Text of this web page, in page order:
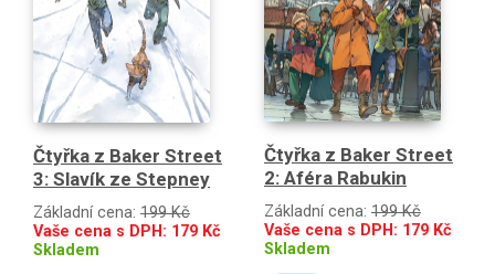
Čtyřka z Baker Street
3: Slavík ze Stepney
Základní cena: 199 Kč
Vaše cena s DPH: 179 Kč
Skladem
Čtyřka z Baker Street
2: Aféra Rabukin
Základní cena: 199 Kč
Vaše cena s DPH: 179 Kč
Skladem